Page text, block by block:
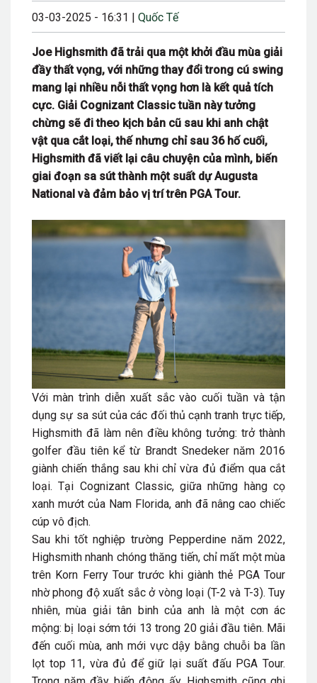
03-03-2025 - 16:31 | Quốc Tế
Joe Highsmith đã trải qua một khởi đầu mùa giải
đầy thất vọng, với những thay đổi trong cú swing
mang lại nhiều nỗi thất vọng hơn là kết quả tích
cực. Giải Cognizant Classic tuần này tưởng
chừng sẽ đi theo kịch bản cũ sau khi anh chật
vật qua cắt loại, thế nhưng chỉ sau 36 hố cuối,
Highsmith đã viết lại câu chuyện của mình, biến
giai đoạn sa sút thành một suất dự Augusta
National và đảm bảo vị trí trên PGA Tour.
Với màn trình diễn xuất sắc vào cuối tuần và tận
dụng sự sa sút của các đối thủ cạnh tranh trực tiếp,
Highsmith đã làm nên điều không tưởng: trở thành
golfer đầu tiên kể từ Brandt Snedeker năm 2016
giành chiến thắng sau khi chỉ vừa đủ điểm qua cắt
loại. Tại Cognizant Classic, giữa những hàng cọ
xanh mướt của Nam Florida, anh đã nâng cao chiếc
cúp vô địch.
Sau khi tốt nghiệp trường Pepperdine năm 2022,
Highsmith nhanh chóng thăng tiến, chỉ mất một mùa
trên Korn Ferry Tour trước khi giành thẻ PGA Tour
nhờ phong độ xuất sắc ở vòng loại (T-2 và T-3). Tuy
nhiên, mùa giải tân binh của anh là một cơn ác
mộng: bị loại sớm tới 13 trong 20 giải đầu tiên. Mãi
đến cuối mùa, anh mới vực dậy bằng chuỗi ba lần
lọt top 11, vừa đủ để giữ lại suất đấu PGA Tour.